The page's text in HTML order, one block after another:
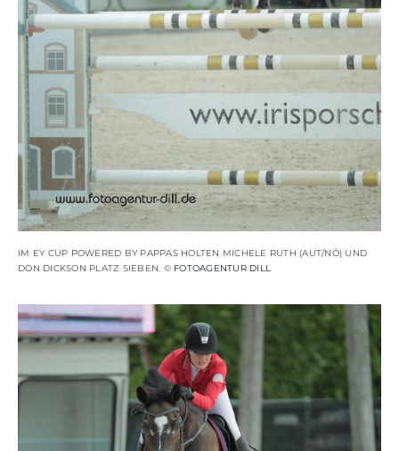
IM EY CUP POWERED BY PAPPAS HOLTEN MICHELE RUTH (AUT/NÖ) UND
DON DICKSON PLATZ SIEBEN. © FOTOAGENTUR DILL